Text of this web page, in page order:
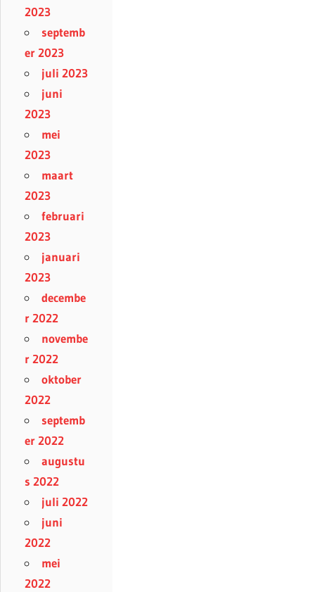
2023
septemb
er 2023
juli 2023
juni
2023
mei
2023
maart
2023
februari
2023
januari
2023
decembe
r 2022
novembe
r 2022
oktober
2022
septemb
er 2022
augustu
s 2022
juli 2022
juni
2022
mei
2022